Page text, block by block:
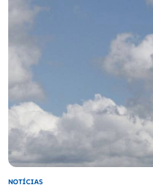
Educação e Escolas
Europa
Classificados
Falecimentos
NOTÍCIAS